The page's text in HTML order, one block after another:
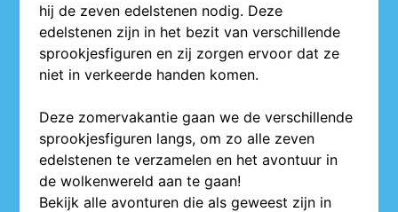
hij de zeven edelstenen nodig. Deze
edelstenen zijn in het bezit van verschillende
sprookjesfiguren en zij zorgen ervoor dat ze
niet in verkeerde handen komen.
Deze zomervakantie gaan we de verschillende
sprookjesfiguren langs, om zo alle zeven
edelstenen te verzamelen en het avontuur in
de wolkenwereld aan te gaan!
Bekijk alle avonturen die als geweest zijn in